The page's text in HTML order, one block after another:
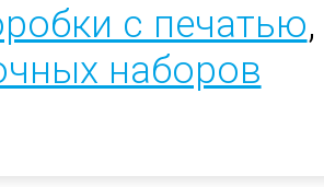
с печатью,
наборов